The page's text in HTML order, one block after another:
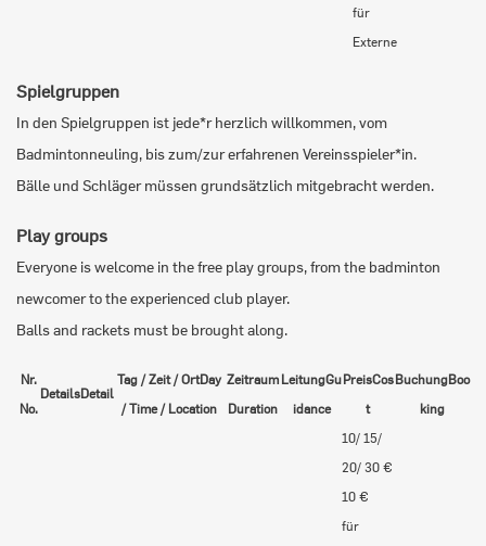
für
Externe
Spielgruppen
In den Spielgruppen ist jede*r herzlich willkommen, vom
Badmintonneuling, bis zum/zur erfahrenen Vereinsspieler*in.
Bälle und Schläger müssen grundsätzlich mitgebracht werden.
Play groups
Everyone is welcome in the free play groups, from the badminton
newcomer to the experienced club player.
Balls and rackets must be brought along.
Nr.
No.
DetailsDetail
Tag / Zeit / OrtDay
/ Time / Location
Zeitraum
Duration
LeitungGu
idance
PreisCos
t
BuchungBoo
king
10/ 15/
20/ 30 €
10 €
für